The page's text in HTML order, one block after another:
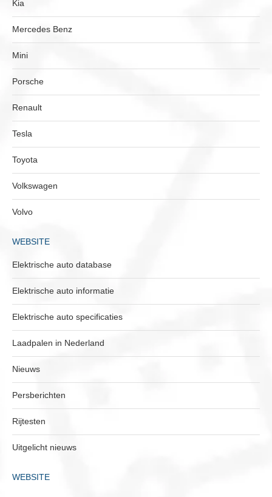
Kia
Mercedes Benz
Mini
Porsche
Renault
Tesla
Toyota
Volkswagen
Volvo
WEBSITE
Elektrische auto database
Elektrische auto informatie
Elektrische auto specificaties
Laadpalen in Nederland
Nieuws
Persberichten
Rijtesten
Uitgelicht nieuws
WEBSITE